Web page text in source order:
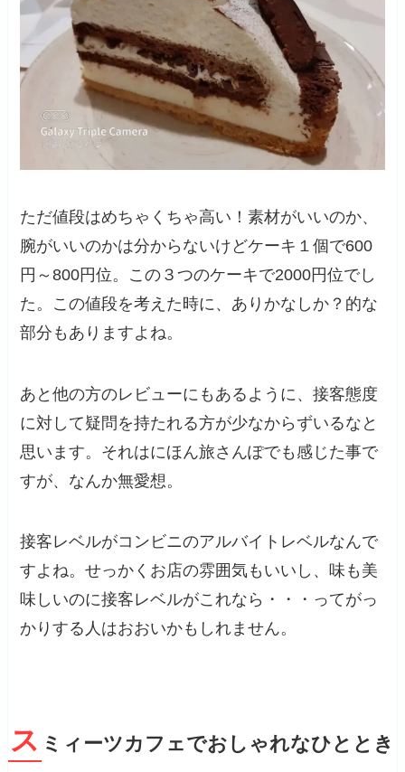
ただ値段はめちゃくちゃ高い！素材がいいのか、
腕がいいのかは分からないけどケーキ１個で600
円～800円位。この３つのケーキで2000円位でし
た。 この値段を考えた時に、ありかなしか？的な
部分もありますよね。
あと他の方のレビューにもあるように、接客態度
に対して疑問を持たれる方が少なからずいるなと
思います。それはにほん旅さんぽでも感じた事で
すが、なんか無愛想。
接客レベルがコンビニのアルバイトレベルなんで
すよね。せっかくお店の雰囲気もいいし、味も美
味しいのに接客レベルがこれなら・・・ってがっ
かりする人はおおいかもしれません。
ス ミィーツカフェでおしゃれなひととき